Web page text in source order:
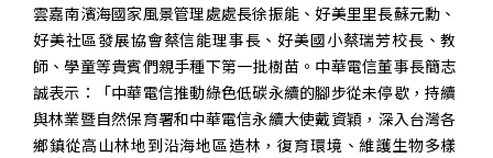
雲嘉南濱海國家風景管理處處長徐振能、好美里里長蘇元勳、
好美社區發展協會蔡信能理事長、好美國小蔡瑞芳校長、教
師、學童等貴賓們親手種下第一批樹苗。中華電信董事長簡志
誠表示：「中華電信推動綠色低碳永續的腳步從未停歇，持續
與林業暨自然保育署和中華電信永續大使戴資穎，深入台灣各
鄉鎮從高山林地到沿海地區造林，復育環境、維護生物多樣